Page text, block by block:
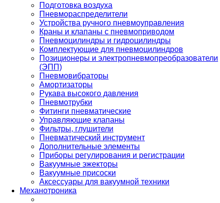
Подготовка воздуха
Пневмораспределители
Устройства ручного пневмоуправления
Краны и клапаны с пневмоприводом
Пневмоцилиндры и гидроцилиндры
Комплектующие для пневмоцилиндров
Позиционеры и электропневмопреобразователи
(ЭПП)
Пневмовибраторы
Амортизаторы
Рукава высокого давления
Пневмотрубки
Фитинги пневматические
Управляющие клапаны
Фильтры, глушители
Пневматический инструмент
Дополнительные элементы
Приборы регулирования и регистрации
Вакуумные эжекторы
Вакуумные присоски
Аксессуары для вакуумной техники
Механотроника